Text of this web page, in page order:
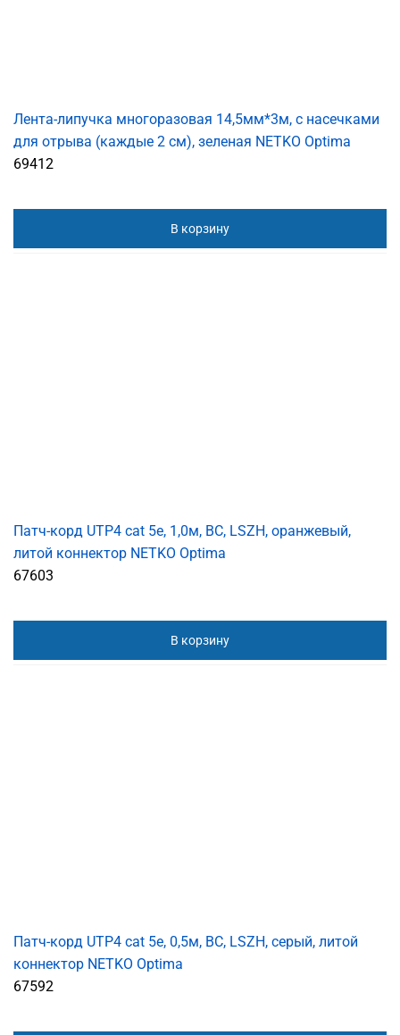
Лента-липучка многоразовая 14,5мм*3м, с насечками
для отрыва (каждые 2 см), зеленая NETKO Optima
69412
В корзину
Патч-корд UTP4 cat 5e, 1,0м, ВС, LSZH, оранжевый,
литой коннектор NETKO Optima
67603
В корзину
Патч-корд UTP4 cat 5е, 0,5м, ВС, LSZH, серый, литой
коннектор NETKO Optima
67592